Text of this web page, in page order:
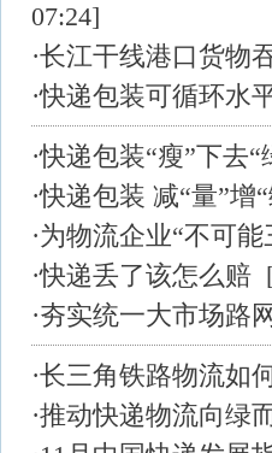
07:24]
·长江干线港口货物
·快递包装可循环水
·快递包装“瘦”下去“
·快递包装 减“量”增
·为物流企业“不可
·快递丢了该怎么赔
·夯实统一大市场路
·长三角铁路物流如
·推动快递物流向绿